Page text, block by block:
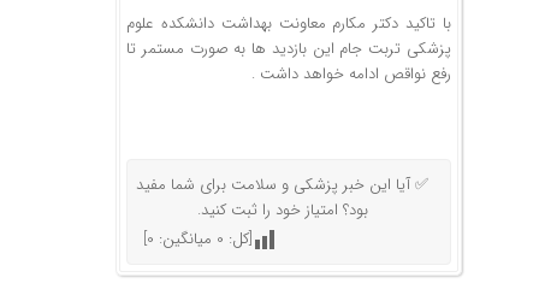
با تاکید دکتر مکارم معاونت بهداشت دانشکده علوم
پزشکی تربت جام این بازدید ها به صورت مستمر تا
رفع نواقص ادامه خواهد داشت .
✅ آیا این خبر پزشکی و سلامت برای شما مفید
بود؟ امتیاز خود را ثبت کنید.
[کل: 0 میانگین: 0
]